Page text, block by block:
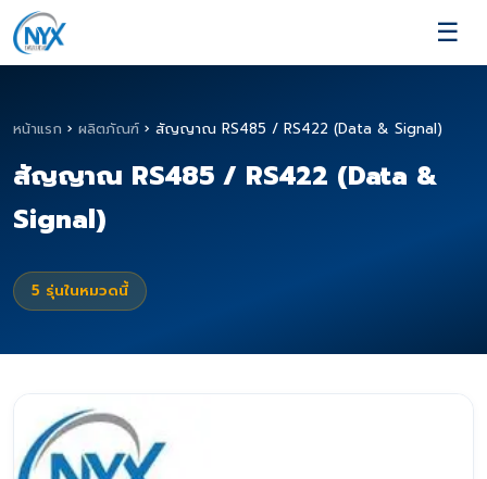
☰
หน้าแรก › ผลิตภัณฑ์ › สัญญาณ RS485 / RS422 (Data & Signal)
สัญญาณ RS485 / RS422 (Data &
Signal)
5 รุ่นในหมวดนี้